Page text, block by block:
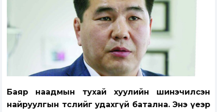
Баяр наадмын тухай хуулийн шинэчилсэн
найруулгын төслийг удахгүй батална. Энэ үеэр